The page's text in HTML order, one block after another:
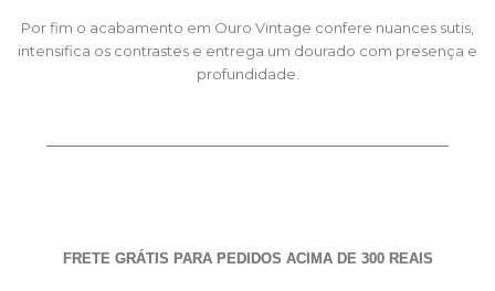
Por fim o acabamento em Ouro Vintage confere nuances sutis,
intensifica os contrastes e entrega um dourado com presença e
profundidade.
FRETE GRÁTIS PARA PEDIDOS ACIMA DE 300 REAIS